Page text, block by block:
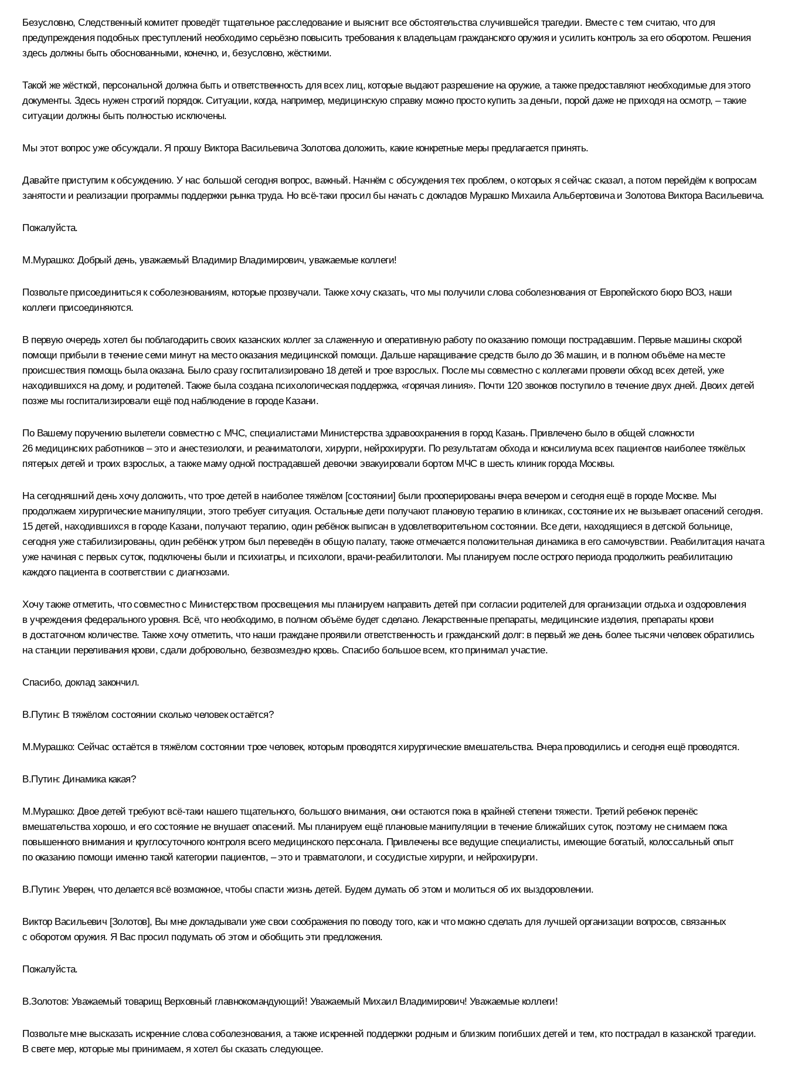
Безусловно, Следственный комитет проведёт тщательное расследование и выяснит все обстоятельства случившейся трагедии. Вместе с тем считаю, что для
предупреждения подобных преступлений необходимо серьёзно повысить требования к владельцам гражданского оружия и усилить контроль за его оборотом. Решения
здесь должны быть обоснованными, конечно, и, безусловно, жёсткими.
Такой же жёсткой, персональной должна быть и ответственность для всех лиц, которые выдают разрешение на оружие, а также предоставляют необходимые для этого
документы. Здесь нужен строгий порядок. Ситуации, когда, например, медицинскую справку можно просто купить за деньги, порой даже не приходя на осмотр, – такие
ситуации должны быть полностью исключены.
Мы этот вопрос уже обсуждали. Я прошу Виктора Васильевича Золотова доложить, какие конкретные меры предлагается принять.
Давайте приступим к обсуждению. У нас большой сегодня вопрос, важный. Начнём с обсуждения тех проблем, о которых я сейчас сказал, а потом перейдём к вопросам
занятости и реализации программы поддержки рынка труда. Но всё-таки просил бы начать с докладов Мурашко Михаила Альбертовича и Золотова Виктора Васильевича.
Пожалуйста.
М.Мурашко: Добрый день, уважаемый Владимир Владимирович, уважаемые коллеги!
Позвольте присоединиться к соболезнованиям, которые прозвучали. Также хочу сказать, что мы получили слова соболезнования от Европейского бюро ВОЗ, наши
коллеги присоединяются.
В первую очередь хотел бы поблагодарить своих казанских коллег за слаженную и оперативную работу по оказанию помощи пострадавшим. Первые машины скорой
помощи прибыли в течение семи минут на место оказания медицинской помощи. Дальше наращивание средств было до 36 машин, и в полном объёме на месте
происшествия помощь была оказана. Было сразу госпитализировано 18 детей и трое взрослых. После мы совместно с коллегами провели обход всех детей, уже
находившихся на дому, и родителей. Также была создана психологическая поддержка, «горячая линия». Почти 120 звонков поступило в течение двух дней. Двоих детей
позже мы госпитализировали ещё под наблюдение в городе Казани.
По Вашему поручению вылетели совместно с МЧС, специалистами Министерства здравоохранения в город Казань. Привлечено было в общей сложности
26 медицинских работников – это и анестезиологи, и реаниматологи, хирурги, нейрохирурги. По результатам обхода и консилиума всех пациентов наиболее тяжёлых
пятерых детей и троих взрослых, а также маму одной пострадавшей девочки эвакуировали бортом МЧС в шесть клиник города Москвы.
На сегодняшний день хочу доложить, что трое детей в наиболее тяжёлом [состоянии] были прооперированы вчера вечером и сегодня ещё в городе Москве. Мы
продолжаем хирургические манипуляции, этого требует ситуация. Остальные дети получают плановую терапию в клиниках, состояние их не вызывает опасений сегодня.
15 детей, находившихся в городе Казани, получают терапию, один ребёнок выписан в удовлетворительном состоянии. Все дети, находящиеся в детской больнице,
сегодня уже стабилизированы, один ребёнок утром был переведён в общую палату, также отмечается положительная динамика в его самочувствии. Реабилитация начата
уже начиная с первых суток, подключены были и психиатры, и психологи, врачи-реабилитологи. Мы планируем после острого периода продолжить реабилитацию
каждого пациента в соответствии с диагнозами.
Хочу также отметить, что совместно с Министерством просвещения мы планируем направить детей при согласии родителей для организации отдыха и оздоровления
в учреждения федерального уровня. Всё, что необходимо, в полном объёме будет сделано. Лекарственные препараты, медицинские изделия, препараты крови
в достаточном количестве. Также хочу отметить, что наши граждане проявили ответственность и гражданский долг: в первый же день более тысячи человек обратились
на станции переливания крови, сдали добровольно, безвозмездно кровь. Спасибо большое всем, кто принимал участие.
Спасибо, доклад закончил.
В.Путин: В тяжёлом состоянии сколько человек остаётся?
М.Мурашко: Сейчас остаётся в тяжёлом состоянии трое человек, которым проводятся хирургические вмешательства. Вчера проводились и сегодня ещё проводятся.
В.Путин: Динамика какая?
М.Мурашко: Двое детей требуют всё-таки нашего тщательного, большого внимания, они остаются пока в крайней степени тяжести. Третий ребенок перенёс
вмешательства хорошо, и его состояние не внушает опасений. Мы планируем ещё плановые манипуляции в течение ближайших суток, поэтому не снимаем пока
повышенного внимания и круглосуточного контроля всего медицинского персонала. Привлечены все ведущие специалисты, имеющие богатый, колоссальный опыт
по оказанию помощи именно такой категории пациентов, – это и травматологи, и сосудистые хирурги, и нейрохирурги.
В.Путин: Уверен, что делается всё возможное, чтобы спасти жизнь детей. Будем думать об этом и молиться об их выздоровлении.
Виктор Васильевич [Золотов], Вы мне докладывали уже свои соображения по поводу того, как и что можно сделать для лучшей организации вопросов, связанных
с оборотом оружия. Я Вас просил подумать об этом и обобщить эти предложения.
Пожалуйста.
В.Золотов: Уважаемый товарищ Верховный главнокомандующий! Уважаемый Михаил Владимирович! Уважаемые коллеги!
Позвольте мне высказать искренние слова соболезнования, а также искренней поддержки родным и близким погибших детей и тем, кто пострадал в казанской трагедии.
В свете мер, которые мы принимаем, я хотел бы сказать следующее.